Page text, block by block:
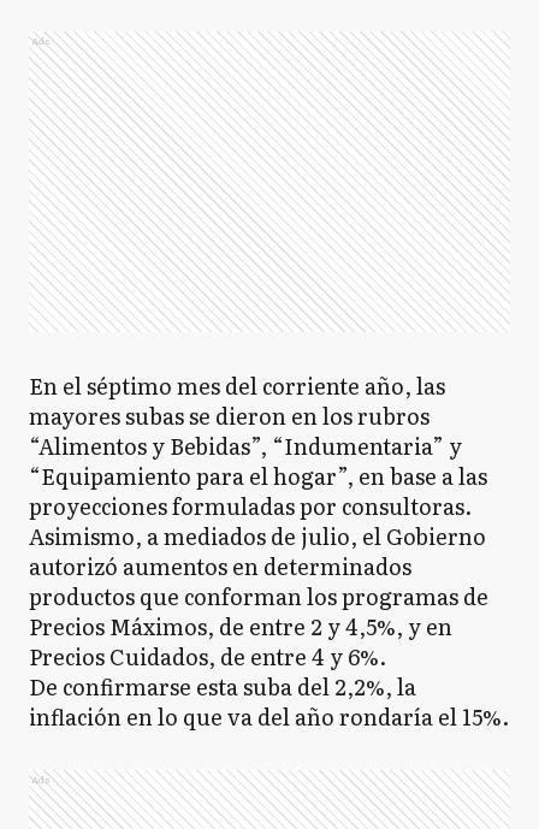
Ads
En el séptimo mes del corriente año, las
mayores subas se dieron en los rubros
“Alimentos y Bebidas”, “Indumentaria” y
“Equipamiento para el hogar”, en base a las
proyecciones formuladas por consultoras.
Asimismo, a mediados de julio, el Gobierno
autorizó aumentos en determinados
productos que conforman los programas de
Precios Máximos, de entre 2 y 4,5%, y en
Precios Cuidados, de entre 4 y 6%.
De confirmarse esta suba del 2,2%, la
inflación en lo que va del año rondaría el 15%.
Ads